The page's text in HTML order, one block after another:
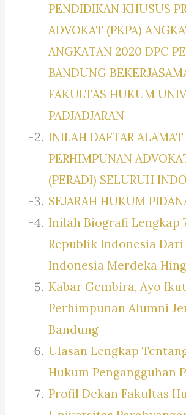
PENDIDIKAN KHUSUS
ADVOKAT (PKPA)
ANGKATAN 2020 DPC
BANDUNG
FAKULTAS HUKUM
PADJADJARAN
INILAH DAFTAR ALAMAT
PERHIMPUNAN
(PERADI) SELURUH
SEJARAH HUKUM
Inilah Biografi Lengkap
Republik Indonesia
Indonesia Merdeka
Kabar Gembira, Ayo
Perhimpunan Alumni
Bandung
Ulasan Lengkap
Hukum Pengangguhan
Profil Dekan Fakultas